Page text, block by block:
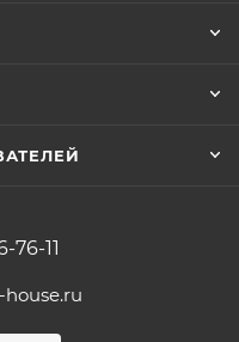
76-11